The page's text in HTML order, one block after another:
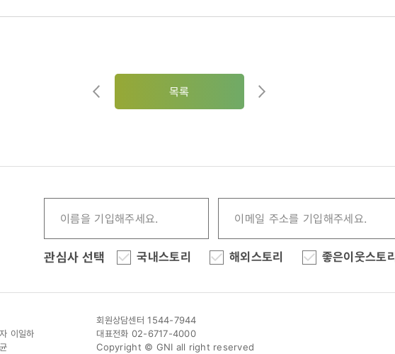
목록
관심사 선택 국내스토리 해외스토리 좋은이웃스토리
이일하
회원상담센터 1544-7944
대표전화 02-6717-4000
Copyright © GNI all right reserved